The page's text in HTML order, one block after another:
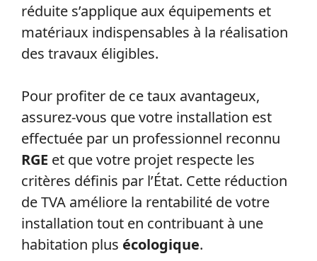
réduite s’applique aux équipements et
matériaux indispensables à la réalisation
des travaux éligibles.
Pour profiter de ce taux avantageux,
assurez-vous que votre installation est
effectuée par un professionnel reconnu
RGE et que votre projet respecte les
critères définis par l’État. Cette réduction
de TVA améliore la rentabilité de votre
installation tout en contribuant à une
habitation plus écologique.